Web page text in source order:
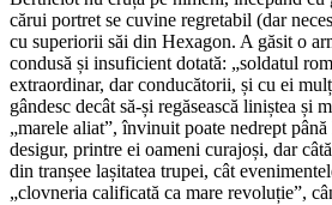
cărui portret se cuvine regretabil (dar
cu superiorii săi din Hexagon. A găsit o
condusă și insuficient dotată: „soldatul
extraordinar, dar conducătorii, și cu ei
gândesc decât să-și regăsească liniștea și
„marele aliat”, învinuit poate nedrept
desigur, printre ei oameni curajoși, dar
din tranșee lașitatea trupei, cât
„clovneria calificată ca mare revoluție”,